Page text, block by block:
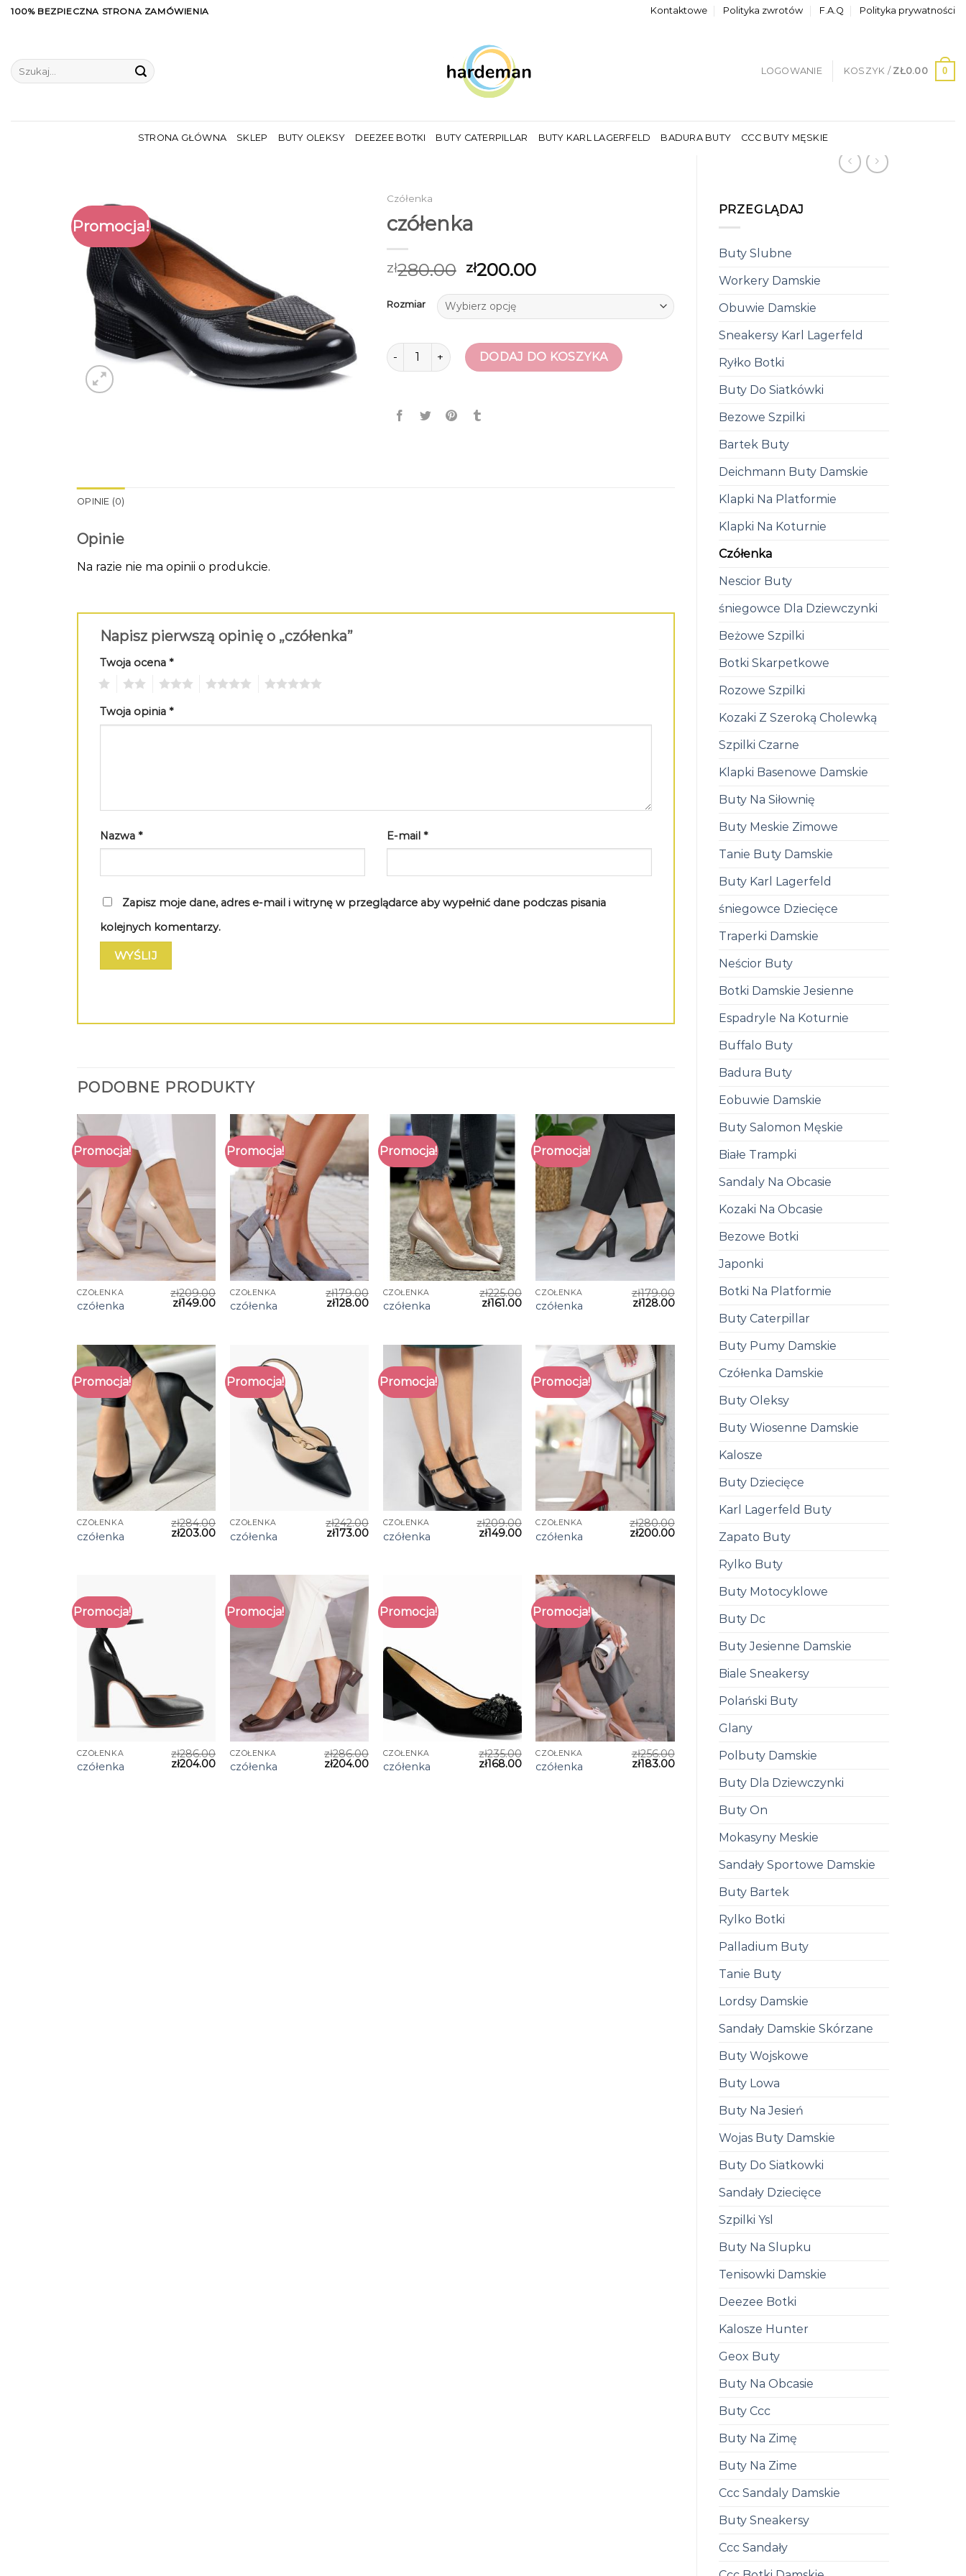
Skip100% BEZPIECZNA STRONA ZAMÓWIENIA Kontaktowe Polityka zwrotów F.A.Q Polityka prywatności
Szukaj:
LOGOWANIE KOSZYK / ZŁ0.00 0
STRONA GŁÓWNA SKLEP BUTY OLEKSY DEEZEE BOTKI BUTY CATERPILLAR BUTY KARL LAGERFELD BADURA BUTY CCC BUTY MĘSKIE
PRZEGLĄDAJ
Buty Slubne
Workery Damskie
Obuwie Damskie
Sneakersy Karl Lagerfeld
Ryłko Botki
Buty Do Siatkówki
Bezowe Szpilki
Bartek Buty
Deichmann Buty Damskie
Klapki Na Platformie
Klapki Na Koturnie
Czółenka
Nescior Buty
śniegowce Dla Dziewczynki
Beżowe Szpilki
Botki Skarpetkowe
Rozowe Szpilki
Kozaki Z Szeroką Cholewką
Szpilki Czarne
Klapki Basenowe Damskie
Buty Na Siłownię
Buty Meskie Zimowe
Tanie Buty Damskie
Buty Karl Lagerfeld
śniegowce Dziecięce
Traperki Damskie
Neścior Buty
Botki Damskie Jesienne
Espadryle Na Koturnie
Buffalo Buty
Badura Buty
Eobuwie Damskie
Buty Salomon Męskie
Białe Trampki
Sandaly Na Obcasie
Kozaki Na Obcasie
Bezowe Botki
Japonki
Botki Na Platformie
Buty Caterpillar
Buty Pumy Damskie
Czółenka Damskie
Buty Oleksy
Buty Wiosenne Damskie
Kalosze
Buty Dziecięce
Karl Lagerfeld Buty
Zapato Buty
Rylko Buty
Buty Motocyklowe
Buty Dc
Buty Jesienne Damskie
Biale Sneakersy
Polański Buty
Glany
Polbuty Damskie
Buty Dla Dziewczynki
Buty On
Mokasyny Meskie
Sandały Sportowe Damskie
Buty Bartek
Rylko Botki
Palladium Buty
Tanie Buty
Lordsy Damskie
Sandały Damskie Skórzane
Buty Wojskowe
Buty Lowa
Buty Na Jesień
Wojas Buty Damskie
Buty Do Siatkowki
Sandały Dziecięce
Szpilki Ysl
Buty Na Slupku
Tenisowki Damskie
Deezee Botki
Kalosze Hunter
Geox Buty
Buty Na Obcasie
Buty Ccc
Buty Na Zimę
Buty Na Zime
Ccc Sandaly Damskie
Buty Sneakersy
Ccc Sandały
Promocja!
Czółenka
czółenka
zł280.00 zł200.00
Rozmiar
ilość czółenka DODAJ DO KOSZYKA
OPINIE (0)
Opinie
Na razie nie ma opinii o produkcie.
Napisz pierwszą opinię o „czółenka”
Twoja ocena *
Twoja opinia *
Nazwa * E-mail *
Zapisz moje dane, adres e-mail i witrynę w przeglądarce aby wypełnić dane podczas pisania
kolejnych komentarzy.
PODOBNE PRODUKTY
Promocja!
CZÓŁENKA
czółenka
zł209.00
zł149.00
Promocja!
CZÓŁENKA
czółenka
zł179.00
zł128.00
Promocja!
CZÓŁENKA
czółenka
zł225.00
zł161.00
Promocja!
CZÓŁENKA
czółenka
zł179.00
zł128.00
Promocja!
CZÓŁENKA
czółenka
zł284.00
zł203.00
Promocja!
CZÓŁENKA
czółenka
zł242.00
zł173.00
Promocja!
CZÓŁENKA
czółenka
zł209.00
zł149.00
Promocja!
CZÓŁENKA
czółenka
zł280.00
zł200.00
Promocja!
CZÓŁENKA
czółenka
zł286.00
zł204.00
Promocja!
CZÓŁENKA
czółenka
zł286.00
zł204.00
Promocja!
CZÓŁENKA
czółenka
zł235.00
zł168.00
Promocja!
CZÓŁENKA
czółenka
zł256.00
zł183.00